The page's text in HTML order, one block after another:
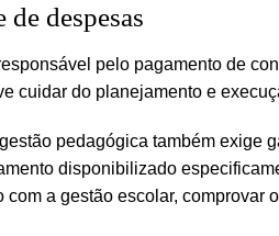
despesas
pelo pagamento de
cuidar do planejamento e
pedagógica também exige
disponibilizado
com a gestão escolar, comprovar